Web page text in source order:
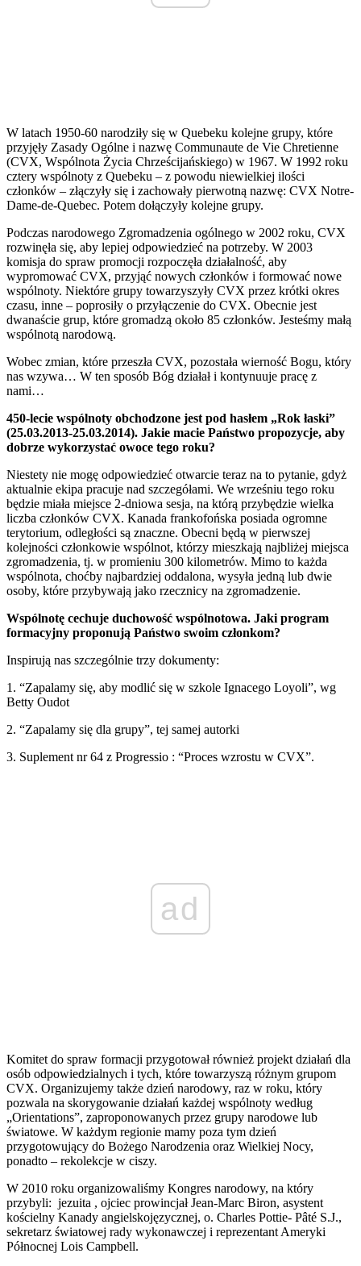
W latach 1950-60 narodziły się w Quebeku kolejne grupy, które
przyjęły Zasady Ogólne i nazwę Communaute de Vie Chretienne
(CVX, Wspólnota Życia Chrześcijańskiego) w 1967. W 1992 roku
cztery wspólnoty z Quebeku – z powodu niewielkiej ilości
członków – złączyły się i zachowały pierwotną nazwę: CVX Notre-
Dame-de-Quebec. Potem dołączyły kolejne grupy.
Podczas narodowego Zgromadzenia ogólnego w 2002 roku, CVX
rozwinęła się, aby lepiej odpowiedzieć na potrzeby. W 2003
komisja do spraw promocji rozpoczęła działalność, aby
wypromować CVX, przyjąć nowych członków i formować nowe
wspólnoty. Niektóre grupy towarzyszyły CVX przez krótki okres
czasu, inne – poprosiły o przyłączenie do CVX. Obecnie jest
dwanaście grup, które gromadzą około 85 członków. Jesteśmy małą
wspólnotą narodową.
Wobec zmian, które przeszła CVX, pozostała wierność Bogu, który
nas wzywa… W ten sposób Bóg działał i kontynuuje pracę z
nami…
450-lecie wspólnoty obchodzone jest pod hasłem „Rok łaski”
(25.03.2013-25.03.2014). Jakie macie Państwo propozycje, aby
dobrze wykorzystać owoce tego roku?
Niestety nie mogę odpowiedzieć otwarcie teraz na to pytanie, gdyż
aktualnie ekipa pracuje nad szczegółami. We wrześniu tego roku
będzie miała miejsce 2-dniowa sesja, na którą przybędzie wielka
liczba członków CVX. Kanada frankofońska posiada ogromne
terytorium, odległości są znaczne. Obecni będą w pierwszej
kolejności członkowie wspólnot, którzy mieszkają najbliżej miejsca
zgromadzenia, tj. w promieniu 300 kilometrów. Mimo to każda
wspólnota, choćby najbardziej oddalona, wysyła jedną lub dwie
osoby, które przybywają jako rzecznicy na zgromadzenie.
Wspólnotę cechuje duchowość wspólnotowa. Jaki program
formacyjny proponują Państwo swoim członkom?
Inspirują nas szczególnie trzy dokumenty:
1. “Zapalamy się, aby modlić się w szkole Ignacego Loyoli”, wg
Betty Oudot
2. “Zapalamy się dla grupy”, tej samej autorki
3. Suplement nr 64 z Progressio : “Proces wzrostu w CVX”.
ad
Komitet do spraw formacji przygotował również projekt działań dla
osób odpowiedzialnych i tych, które towarzyszą różnym grupom
CVX. Organizujemy także dzień narodowy, raz w roku, który
pozwala na skorygowanie działań każdej wspólnoty według
„Orientations”, zaproponowanych przez grupy narodowe lub
światowe. W każdym regionie mamy poza tym dzień
przygotowujący do Bożego Narodzenia oraz Wielkiej Nocy,
ponadto – rekolekcje w ciszy.
W 2010 roku organizowaliśmy Kongres narodowy, na który
przybyli: jezuita , ojciec prowincjał Jean-Marc Biron, asystent
kościelny Kanady angielskojęzycznej, o. Charles Pottie- Pâté S.J.,
sekretarz światowej rady wykonawczej i reprezentant Ameryki
Północnej Lois Campbell.